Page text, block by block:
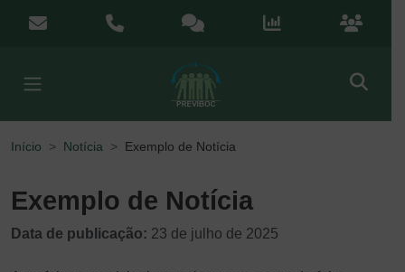
Menu de Acesso Rápido
contato@previboc.mg.gov.br
(38) 3251-5601Ouvidoria Portal da Portal do
Início Notícia Exemplo de Notícia
Exemplo de Notícia
Data de publicação: 23 de julho de 2025